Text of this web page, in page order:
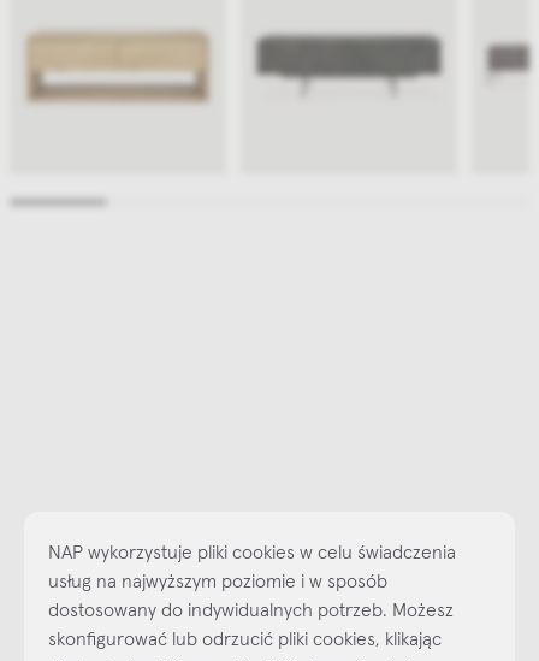
NAP wykorzystuje pliki cookies w celu świadczenia
usług na najwyższym poziomie i w sposób
dostosowany do indywidualnych potrzeb. Możesz
skonfigurować lub odrzucić pliki cookies, klikając